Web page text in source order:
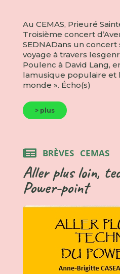
Au CEMAS, Prieuré
Troisième concert
SEDNADans un
voyage à travers
Poulenc à David Lang,
lamusique populaire et
monde ». Écho(s)
> plus
BRÈVES CEMAS
Aller plus loin,
Power-point